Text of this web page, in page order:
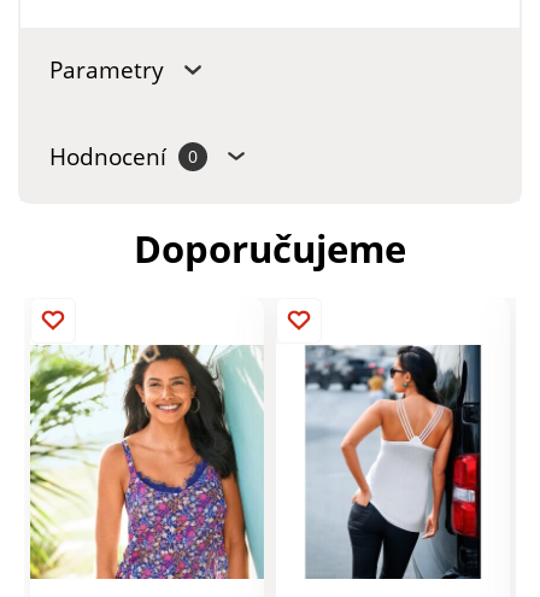
Parametry
Hodnocení 0
Doporučujeme